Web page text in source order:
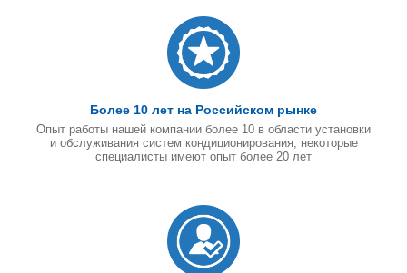
Более 10 лет на Российском рынке
Опыт работы нашей компании более 10 в области установки
и обслуживания систем кондиционирования, некоторые
специалисты имеют опыт более 20 лет